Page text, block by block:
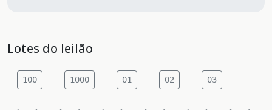
Lotes do leilão
100 1000 01 02 03